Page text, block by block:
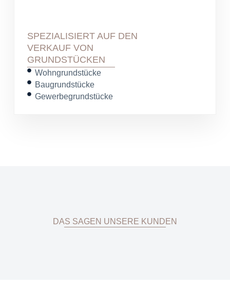
SPEZIALISIERT AUF DEN
VERKAUF VON
GRUNDSTÜCKEN
Wohngrundstücke
Baugrundstücke
Gewerbegrundstücke
DAS SAGEN UNSERE KUNDEN